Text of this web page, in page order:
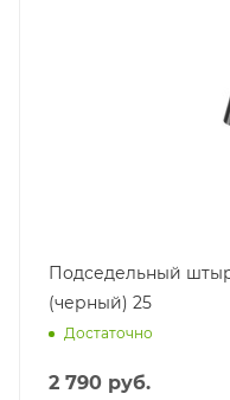
Подседельный
(черный) 25
Достаточно
2 790 руб.